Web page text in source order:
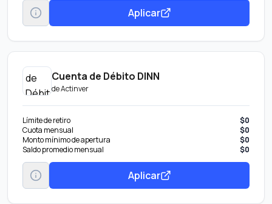
Aplicar
Cuenta de Débito DINN
deActinver
Límite de retiro
$0
Cuota mensual
$0
Monto mínimo de apertura
$0
Saldo promedio mensual
$0
Aplicar